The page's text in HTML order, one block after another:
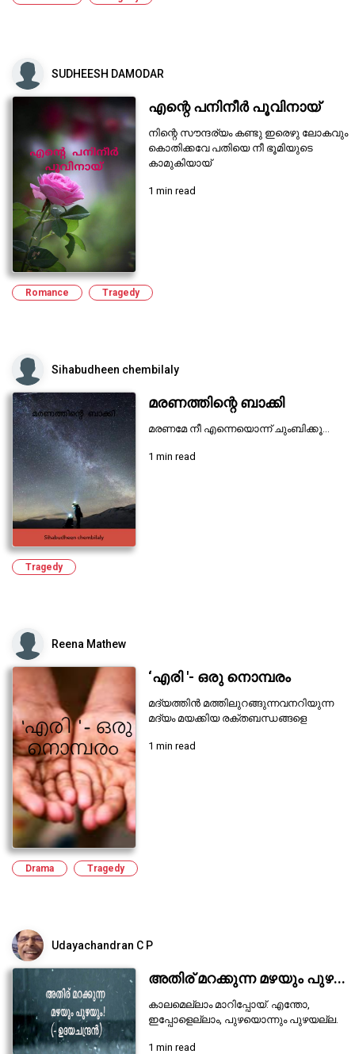
SUDHEESH DAMODAR
എന്റെ പനിനീർ പൂവിനായ്
നിന്റെ സൗന്ദര്യം കണ്ടു ഇരെഴു ലോകവും
കൊതിക്കവേ പതിയെ നീ ഭൂമിയുടെ
കാമുകിയായ്
1 min read
Romance Tragedy
Sihabudheen chembilaly
മരണത്തിന്റെ ബാക്കി
മരണമേ നീ എന്നെയൊന്ന് ചുംബിക്കൂ...
1 min read
Tragedy
Reena Mathew
‘എരി '- ഒരു നൊമ്പരം
മദ്യത്തിൻ മത്തിലുറങ്ങുന്നവനറിയുന്ന
മദ്യം മയക്കിയ രക്തബന്ധങ്ങളെ
1 min read
Drama Tragedy
Udayachandran C P
അതിര് മറക്കുന്ന മഴയും പുഴ...
കാലമെല്ലാം മാറിപ്പോയ്. എന്തോ,
ഇപ്പോളെല്ലാം, പുഴയൊന്നും പുഴയല്ല.
1 min read